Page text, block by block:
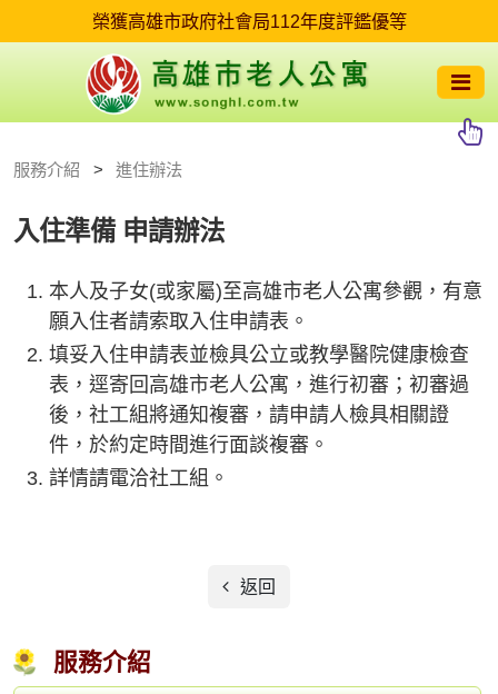
服務介紹 進住辦法
入住準備 申請辦法
本人及子女(或家屬)至高雄市老人公寓參觀，有意
願入住者請索取入住申請表。
填妥入住申請表並檢具公立或教學醫院健康檢查
表，逕寄回高雄市老人公寓，進行初審；初審過
後，社工組將通知複審，請申請人檢具相關證
件，於約定時間進行面談複審。
詳情請電洽社工組。
返回
服務介紹